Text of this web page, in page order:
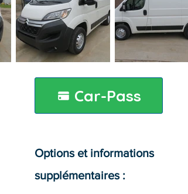
Car-Pass
Options et informations
supplémentaires :